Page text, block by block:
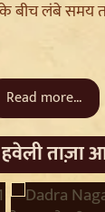
बीच लंबे समय
Read more...
हवेली